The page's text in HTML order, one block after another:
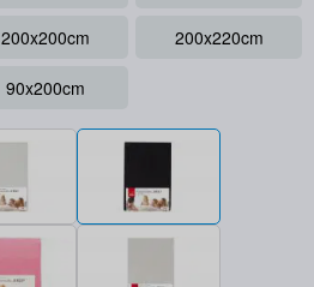
200x200cm 200x220cm
90x200cm